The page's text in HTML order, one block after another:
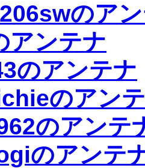
のア
アンテナ
のアンテナ
のアン
のアンテ
のアンテ